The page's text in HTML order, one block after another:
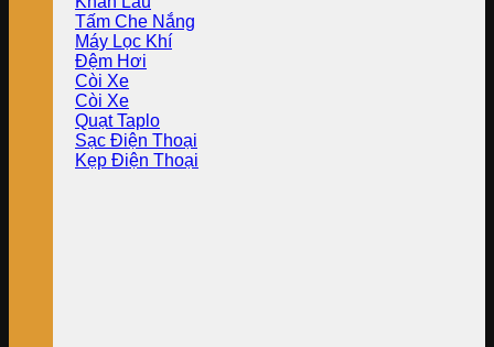
Tấm Che Nắng
Máy Lọc Khí
Đệm Hơi
Còi Xe
Còi Xe
Quạt Taplo
Sạc Điện Thoại
Kẹp Điện Thoại